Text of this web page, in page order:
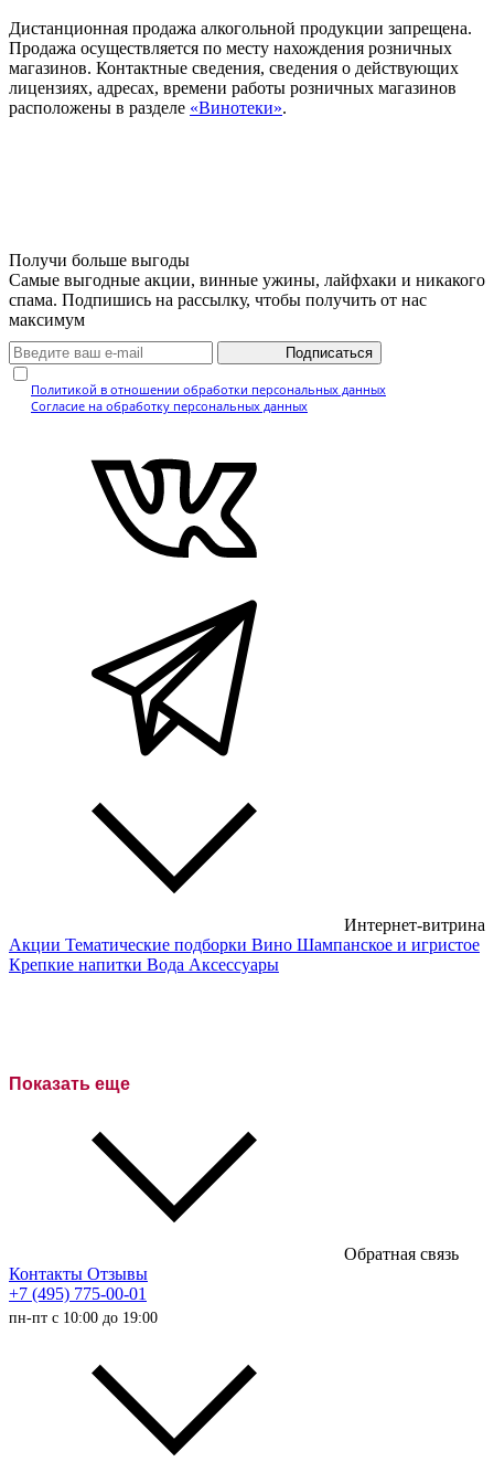
Дистанционная продажа алкогольной продукции запрещена.
Продажа осуществляется по месту нахождения розничных
магазинов. Контактные сведения, сведения о действующих
лицензиях, адресах, времени работы розничных магазинов
расположены в разделе «Винотеки».
Получи больше выгоды
Самые выгодные акции, винные ужины, лайфхаки и никакого
спама. Подпишись на рассылку, чтобы получить от нас
максимум
Подписаться
Политикой в отношении обработки персональных данных
Согласие на обработку персональных данных
Интернет-витрина
Акции Тематические подборки Вино Шампанское и игристое
Крепкие напитки Вода Аксессуары
Показать еще
Обратная связь
Контакты Отзывы
+7 (495) 775-00-01
пн-пт с 10:00 до 19:00